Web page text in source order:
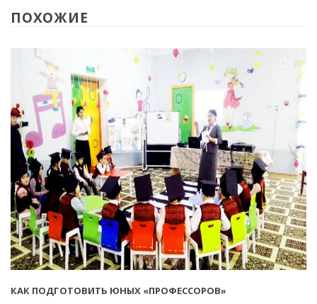
ПОХОЖИЕ
КАК ПОДГОТОВИТЬ ЮНЫХ «ПРОФЕССОРОВ»